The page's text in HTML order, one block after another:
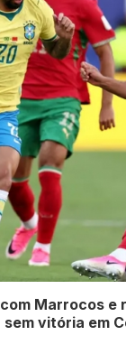
Marrocos e
vitória em